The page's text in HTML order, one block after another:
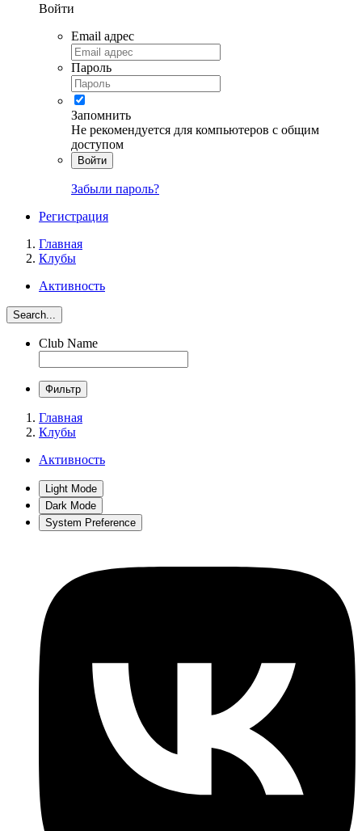
Войти
Email адрес
Пароль
Запомнить
Не рекомендуется для компьютеров с общим
доступом
Войти
Забыли пароль?
Регистрация
Главная
Клубы
Активность
Search...
Club Name
Фильтр
Главная
Клубы
Активность
Light Mode
Dark Mode
System Preference